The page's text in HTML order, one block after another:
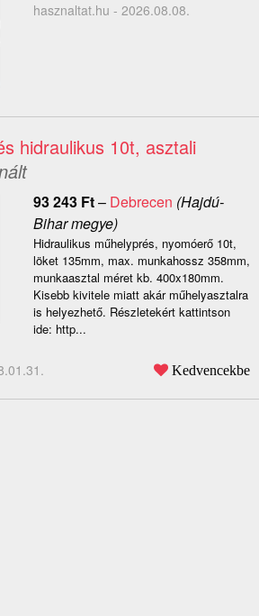
hasznaltat.hu - 2026.08.08.
hidraulikus 10t, asztali
93 243 Ft– Debrecen (Hajdú-
Bihar megye)
Hidraulikus műhelyprés, nyomóerő 10t,
löket 135mm, max. munkahossz 358mm,
munkaasztal méret kb. 400x180mm.
Kisebb kivitele miatt akár műhelyasztalra
is helyezhető. Részletekért kattintson
ide: http...
Kedvencekbe